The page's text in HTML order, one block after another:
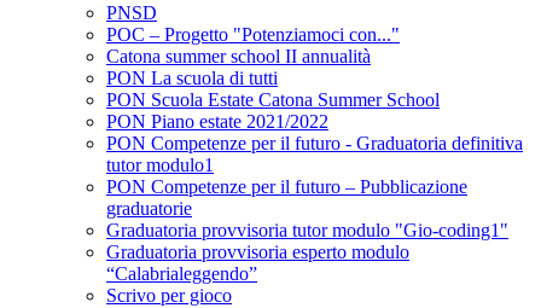
PNSD
POC – Progetto "Potenziamoci con..."
Catona summer school II annualità
PON La scuola di tutti
PON Scuola Estate Catona Summer School
PON Piano estate 2021/2022
PON Competenze per il futuro - Graduatoria definitiva
tutor modulo1
PON Competenze per il futuro – Pubblicazione
graduatorie
Graduatoria provvisoria tutor modulo "Gio-coding1"
Graduatoria provvisoria esperto modulo
“Calabrialeggendo”
Scrivo per gioco